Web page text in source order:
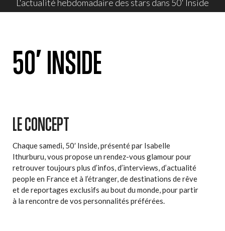
L'actualité hebdomadaire des stars dans 50' Inside
50′ INSIDE
LE CONCEPT
Chaque samedi, 50′ Inside, présenté par Isabelle
Ithurburu, vous propose un rendez-vous glamour pour
retrouver toujours plus d’infos, d’interviews, d’actualité
people en France et à l’étranger, de destinations de rêve
et de reportages exclusifs au bout du monde, pour partir
à la rencontre de vos personnalités préférées.